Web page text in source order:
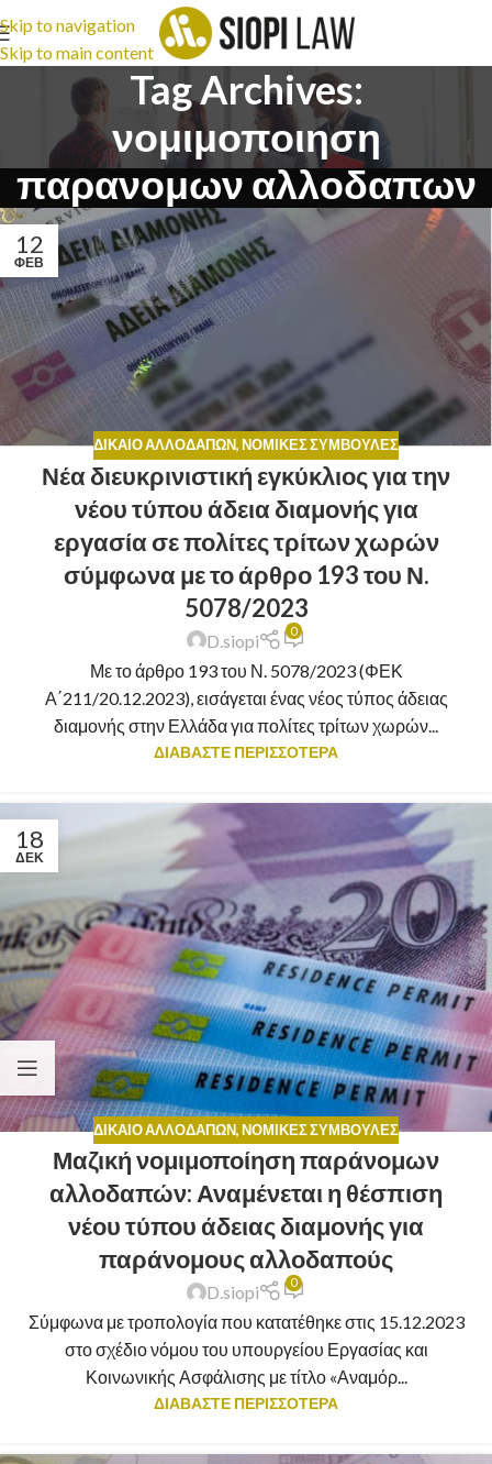
Skip to navigation
Skip to main content
Tag Archives:
νομιμοποιηση
παρανομων αλλοδαπων
12
ΦΕΒ
ΔΊΚΑΙΟ ΑΛΛΟΔΑΠΏΝ,ΝΟΜΙΚΈΣ ΣΥΜΒΟΥΛΈΣ
Νέα διευκρινιστική εγκύκλιος για την
νέου τύπου άδεια διαμονής για
εργασία σε πολίτες τρίτων χωρών
σύμφωνα με το άρθρο 193 του Ν.
5078/2023
D.siopi 0
Με το άρθρο 193 του Ν. 5078/2023 (ΦΕΚ
Α΄211/20.12.2023), εισάγεται ένας νέος τύπος άδειας
διαμονής στην Ελλάδα για πολίτες τρίτων χωρών...
ΔΙΑΒΑΣΤΕ ΠΕΡΙΣΣΟΤΕΡΑ
18
ΔΕΚ
ΔΊΚΑΙΟ ΑΛΛΟΔΑΠΏΝ,ΝΟΜΙΚΈΣ ΣΥΜΒΟΥΛΈΣ
Μαζική νομιμοποίηση παράνομων
αλλοδαπών: Αναμένεται η θέσπιση
νέου τύπου άδειας διαμονής για
παράνομους αλλοδαπούς
D.siopi 0
Σύμφωνα με τροπολογία που κατατέθηκε στις 15.12.2023
στο σχέδιο νόμου του υπουργείου Εργασίας και
Κοινωνικής Ασφάλισης με τίτλο «Αναμόρ...
ΔΙΑΒΑΣΤΕ ΠΕΡΙΣΣΟΤΕΡΑ